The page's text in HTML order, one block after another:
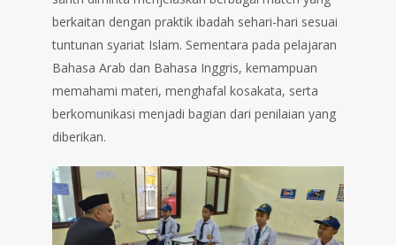
berkaitan dengan praktik ibadah sehari-hari sesuai
tuntunan syariat Islam. Sementara pada pelajaran
Bahasa Arab dan Bahasa Inggris, kemampuan
memahami materi, menghafal kosakata, serta
berkomunikasi menjadi bagian dari penilaian yang
diberikan.